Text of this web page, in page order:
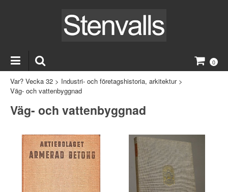
0
Var? Vecka 32 > Industri- och företagshistoria, arkitektur>
Väg- och vattenbyggnad
Väg- och vattenbyggnad